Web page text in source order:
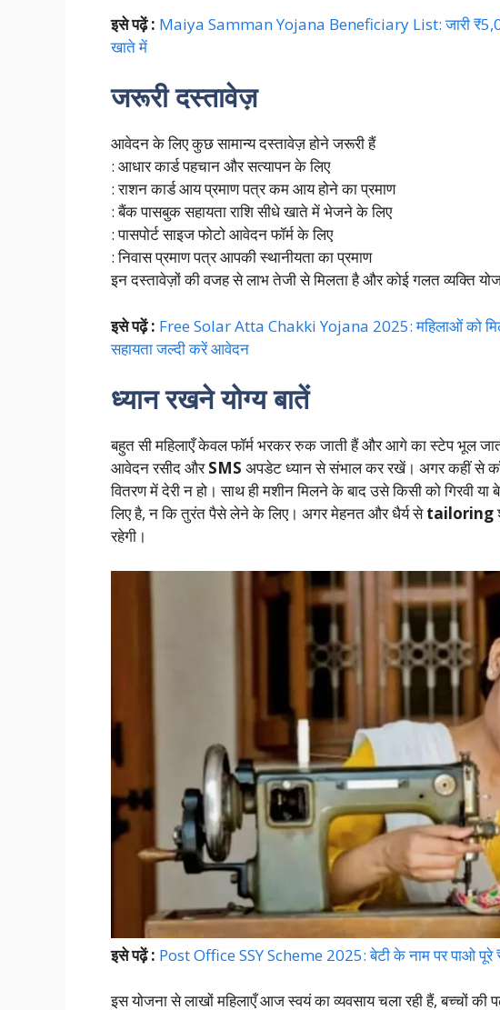
इसे पढ़ें : Maiya Samman Yojana Beneficiary List: जारी
खाते में
जरूरी दस्तावेज़
आवेदन के लिए कुछ सामान्य दस्तावेज़ होने जरूरी हैं
: आधार कार्ड पहचान और सत्यापन के लिए
: राशन कार्ड आय प्रमाण पत्र कम आय होने का प्रमाण
: बैंक पासबुक सहायता राशि सीधे खाते में भेजने के लिए
: पासपोर्ट साइज फोटो आवेदन फॉर्म के लिए
: निवास प्रमाण पत्र आपकी स्थानीयता का प्रमाण
इन दस्तावेज़ों की वजह से लाभ तेजी से मिलता है और कोई गलत व्यक्ति
इसे पढ़ें : Free Solar Atta Chakki Yojana 2025: महिलाओं को
सहायता जल्दी करें आवेदन
ध्यान रखने योग्य बातें
बहुत सी महिलाएँ केवल फॉर्म भरकर रुक जाती हैं और आगे का स्टेप भूल
आवेदन रसीद औरSMS अपडेट ध्यान से संभाल कर रखें। अगर कहीं से
वितरण में देरी न हो। साथ ही मशीन मिलने के बाद उसे किसी को गिरवी
लिए है, न कि तुरंत पैसे लेने के लिए। अगर मेहनत और धैर्य सेtailoring
रहेगी।
इसे पढ़ें : Post Office SSY Scheme 2025: बेटी के नाम पर पाओ पूरे
इस योजना से लाखों महिलाएँ आज स्वयं का व्यवसाय चला रही हैं, बच्चों की